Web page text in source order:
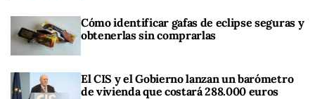
Cómo identificar gafas de eclipse seguras y
obtenerlas sin comprarlas
El CIS y el Gobierno lanzan un barómetro
de vivienda que costará 288.000 euros